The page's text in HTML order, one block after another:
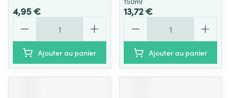
4,95 €
Ajouter au panier
13,72 €
Ajouter au panier